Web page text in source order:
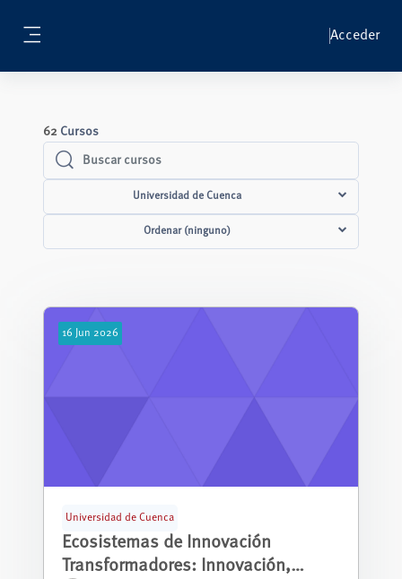
Acceder
62 Cursos
Buscar cursos
Buscar cursos
Universidad de Cuenca
Ordenar (ninguno)
16 Jun 2026
Universidad de Cuenca
Ecosistemas de Innovación
Transformadores: Innovación,